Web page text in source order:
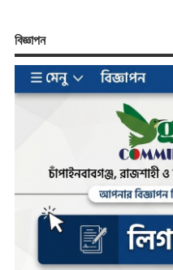
বিজ্ঞাপন